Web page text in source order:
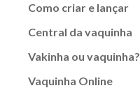
Como criar e lançar
Central da vaquinha
Vakinha ou vaquinha?
Vaquinha Online